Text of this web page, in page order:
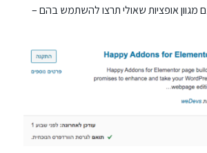
מגוון אופציות שאולי תרצו להשתמש בהם –